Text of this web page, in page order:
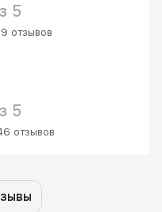
5
отзывов
5
отзывов